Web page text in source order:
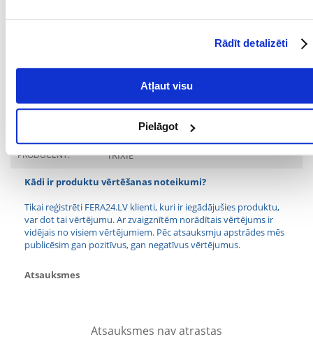
Rādīt detalizēti
Atļaut visu
Pielāgot
Parametri
SUGA: Bļoda
PRODUCENT: TRIXIE
Kādi ir produktu vērtēšanas noteikumi?
Tikai reģistrēti FERA24.LV klienti, kuri ir iegādājušies produktu,
var dot tai vērtējumu. Ar zvaigznītēm norādītais vērtējums ir
vidējais no visiem vērtējumiem. Pēc atsauksmju apstrādes mēs
publicēsim gan pozitīvus, gan negatīvus vērtējumus.
Atsauksmes
Atsauksmes nav atrastas